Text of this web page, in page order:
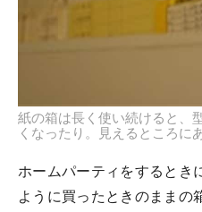
紙の箱は長く使い続けると、
くなったり。見えるところに
ホームパーティをするとき
ように買ったときのままの